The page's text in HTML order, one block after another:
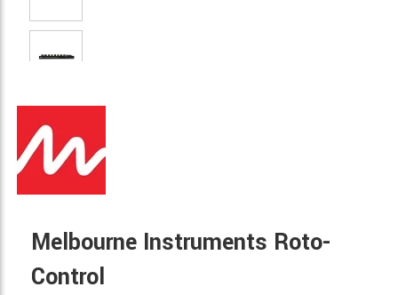
Melbourne Instruments Roto-
Control